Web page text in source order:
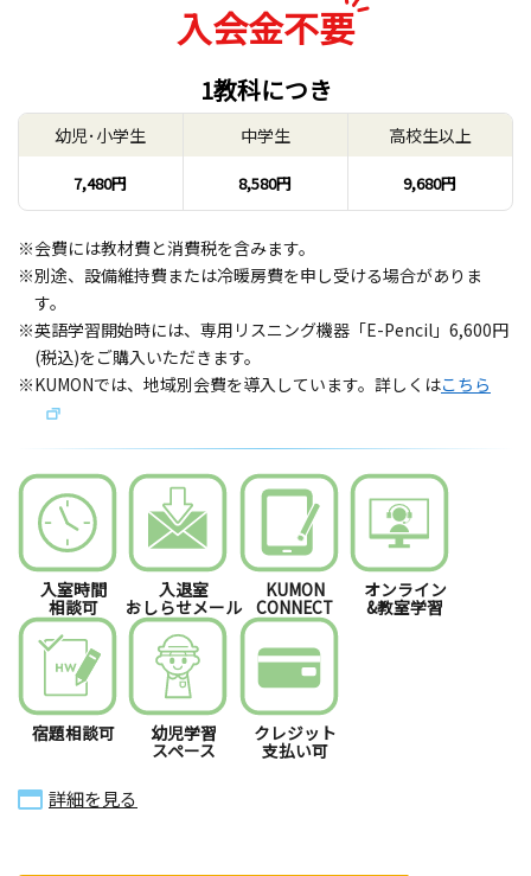
入会金不要
1教科につき
幼児･小学生
7,480円
中学生
8,580円
高校生以上
9,680円
※会費には教材費と消費税を含みます。
※別途、設備維持費または冷暖房費を申し受ける場合がありま
す。
※英語学習開始時には、専用リスニング機器「E-Pencil」6,600円
(税込)をご購入いただきます。
※KUMONでは、地域別会費を導入しています。詳しくはこちら
入室時間
相談可
入退室
おしらせメール
KUMON
CONNECT
オンライン
&教室学習
宿題相談可 幼児学習
スペース
クレジット
支払い可
詳細を見る